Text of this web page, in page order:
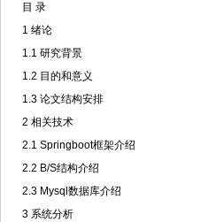
目 录
1 绪论
1.1 研究背景
1.2 目的和意义
1.3 论文结构安排
2 相关技术
2.1 Springboot框架介绍
2.2 B/S结构介绍
2.3 Mysql数据库介绍
3 系统分析